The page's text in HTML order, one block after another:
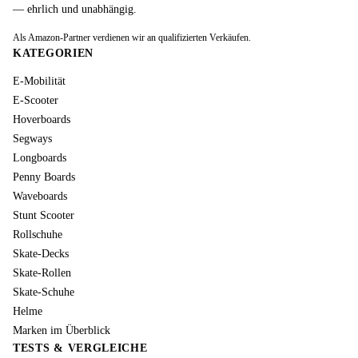
— ehrlich und unabhängig.
Als Amazon-Partner verdienen wir an qualifizierten Verkäufen.
KATEGORIEN
E-Mobilität
E-Scooter
Hoverboards
Segways
Longboards
Penny Boards
Waveboards
Stunt Scooter
Rollschuhe
Skate-Decks
Skate-Rollen
Skate-Schuhe
Helme
Marken im Überblick
TESTS & VERGLEICHE